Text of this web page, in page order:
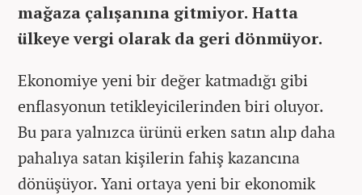
mağaza çalışanına gitmiyor. Hatta
ülkeye vergi olarak da geri dönmüyor.
Ekonomiye yeni bir değer katmadığı gibi
enflasyonun tetikleyicilerinden biri oluyor.
Bu para yalnızca ürünü erken satın alıp daha
pahalıya satan kişilerin fahiş kazancına
dönüşüyor. Yani ortaya yeni bir ekonomik